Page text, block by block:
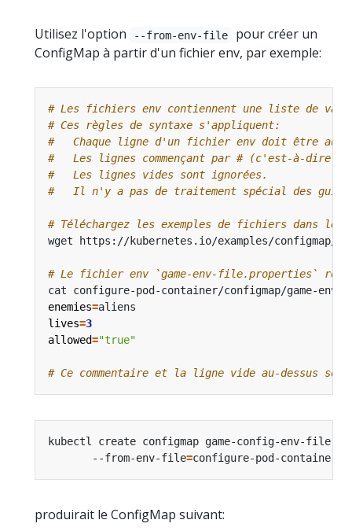
Utilisez l'option --from-env-file
pour créer un
ConfigMap à partir d'un fichier env, par exemple:
# Les fichiers env contiennent une liste de
# Ces règles de syntaxe s'appliquent:
#   Chaque ligne d'un fichier env doit être au
#   Les lignes commençant par # (c'est-à-dire
#   Les lignes vides sont ignorées.
#   Il n'y a pas de traitement spécial des
# Téléchargez les exemples de fichiers dans le
# Le fichier env `game-env-file.properties`
enemies=
lives=3
allowed="true"
# Ce commentaire et la ligne vide au-dessus
kubectl create configmap game-config-env-file
       --from-env-file
=
produirait le ConfigMap suivant: